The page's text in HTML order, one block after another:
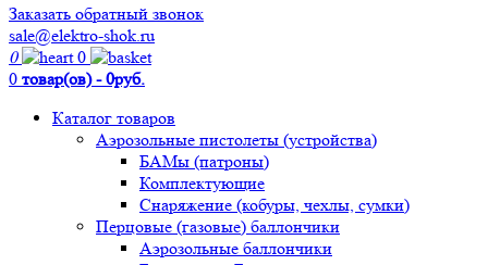
Заказать обратный звонок
sale@elektro-shok.ru
0
0
0 товар(ов) - 0руб.
Каталог товаров
Аэрозольные пистолеты (устройства)
БАМы (патроны)
Комплектующие
Снаряжение (кобуры, чехлы, сумки)
Перцовые (газовые) баллончики
Аэрозольные баллончики